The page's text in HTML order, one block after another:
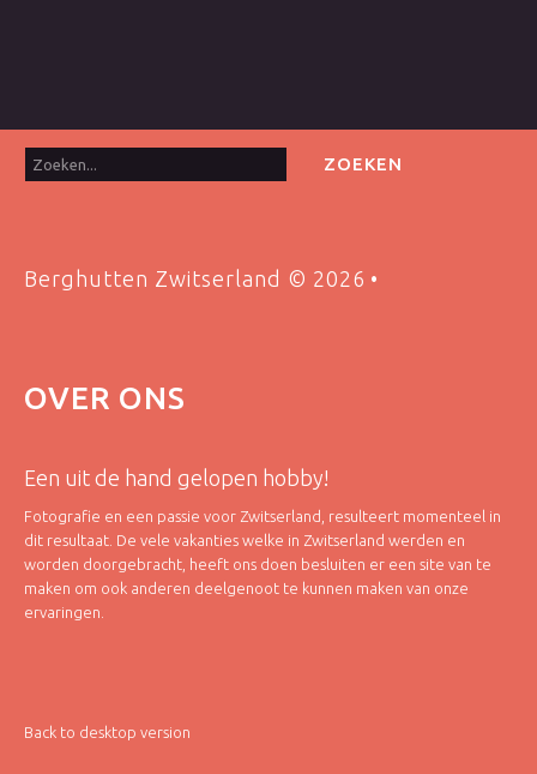
ZOEKEN
Berghutten Zwitserland © 2026
OVER ONS
Een uit de hand gelopen hobby!
Fotografie en een passie voor Zwitserland, resulteert momenteel in
dit resultaat. De vele vakanties welke in Zwitserland werden en
worden doorgebracht, heeft ons doen besluiten er een site van te
maken om ook anderen deelgenoot te kunnen maken van onze
ervaringen.
Back to desktop version